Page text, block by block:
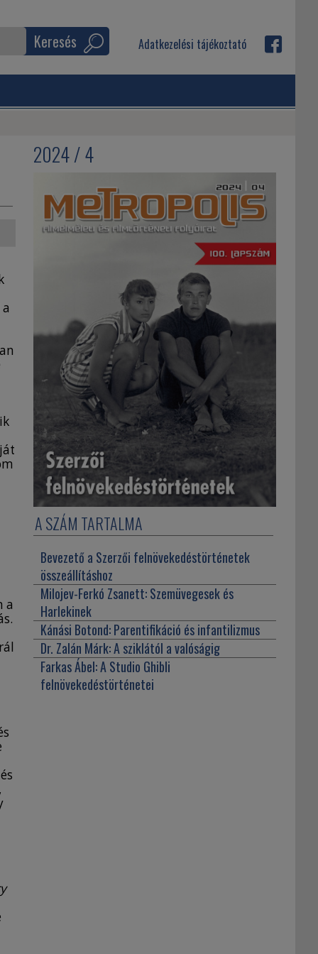
Keresés Adatkezelési tájékoztató
a
2024 / 4
A SZÁM TARTALMA
Bevezető a Szerzői felnövekedéstörténetek
összeállításhoz
Milojev-Ferkó Zsanett:Szemüvegesek és
Harlekinek
Kánási Botond:Parentifikáció és infantilizmus
Dr. Zalán Márk:A sziklától a valóságig
Farkas Ábel:A Studio Ghibli
felnövekedéstörténetei